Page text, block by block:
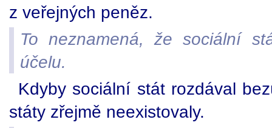
z veřejných peněz.
To neznamená, že sociální
účelu.
Kdyby sociální stát rozdával
státy zřejmě neexistovaly.